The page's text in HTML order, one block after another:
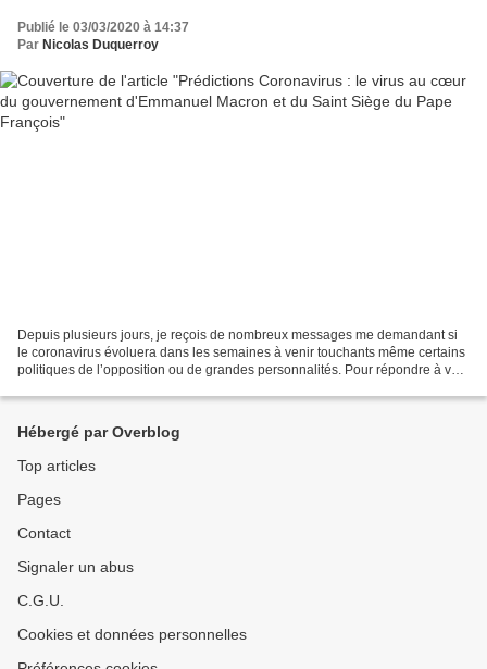
Publié le 03/03/2020 à 14:37
Par Nicolas Duquerroy
Depuis plusieurs jours, je reçois de nombreux messages me demandant si
le coronavirus évoluera dans les semaines à venir touchants même certains
politiques de l’opposition ou de grandes personnalités. Pour répondre à vos
Hébergé par Overblog
Top articles
Pages
Contact
Signaler un abus
C.G.U.
Cookies et données personnelles